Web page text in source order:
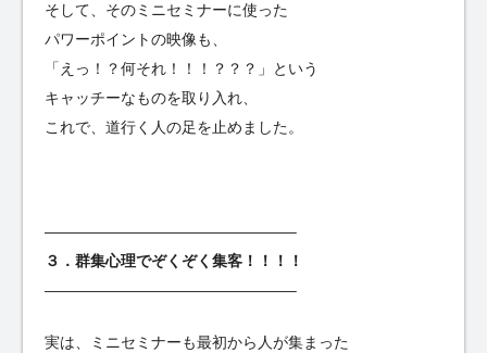
そして、そのミニセミナーに使った
パワーポイントの映像も、
「えっ！？何それ！！！？？？」という
キャッチーなものを取り入れ、
これで、道行く人の足を止めました。
————————————————–
３．群集心理でぞくぞく集客！！！！
————————————————–
実は、ミニセミナーも最初から人が集まった